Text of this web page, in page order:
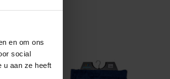
en om ons
social
u aan ze heeft